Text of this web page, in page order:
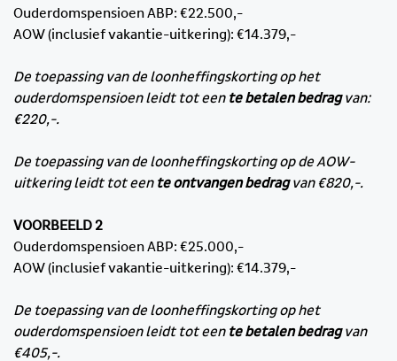
Ouderdomspensioen ABP: €22.500,-
AOW (inclusief vakantie-uitkering): €14.379,-
De toepassing van de loonheffingskorting op het
ouderdomspensioen leidt tot een te betalen bedragvan:
€220,-.
De toepassing van de loonheffingskorting op de AOW-
uitkering leidt tot een te ontvangen bedragvan €820,-.
VOORBEELD 2
Ouderdomspensioen ABP: €25.000,-
AOW (inclusief vakantie-uitkering): €14.379,-
De toepassing van de loonheffingskorting op het
ouderdomspensioen leidt tot een te betalen bedragvan
€405,-.